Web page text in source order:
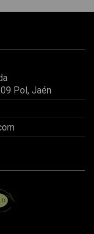
de llegarme 2
Pol, Jaén